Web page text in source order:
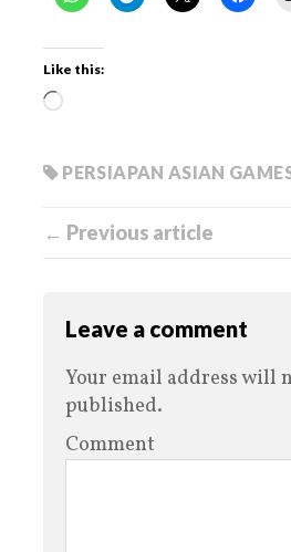
Like this:
PERSIAPAN ASIAN
← Previous article
Leave a comment
Your email address will
published.
Comment